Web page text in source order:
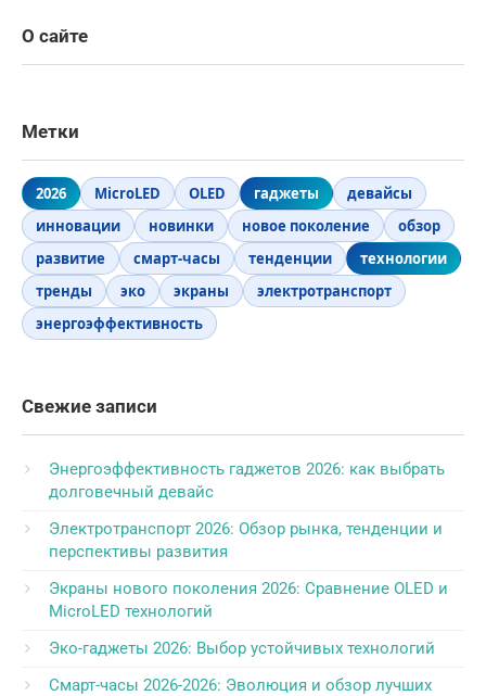
О сайте
Метки
2026 MicroLED OLED гаджеты
девайсы
инновации
новинки новое поколение
обзор
развитие
смарт-часы тенденции
технологии
тренды
эко экраны
электротранспорт
энергоэффективность
Свежие записи
Энергоэффективность гаджетов 2026: как выбрать
долговечный девайс
Электротранспорт 2026: Обзор рынка, тенденции и
перспективы развития
Экраны нового поколения 2026: Сравнение OLED и
MicroLED технологий
Эко-гаджеты 2026: Выбор устойчивых технологий
Смарт-часы 2026-2026: Эволюция и обзор лучших